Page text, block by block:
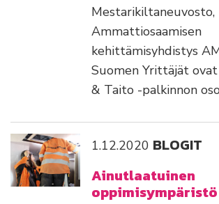
Mestarikiltaneuvosto,
Ammattiosaamisen
kehittämisyhdistys
Suomen Yrittäjät
& Taito -palkinnon
1.12.2020 BLOGIT
Ainutlaatuinen